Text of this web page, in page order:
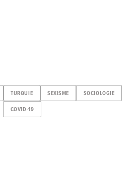
TURQUIE SEXISME SOCIOLOGIE
COVID-19